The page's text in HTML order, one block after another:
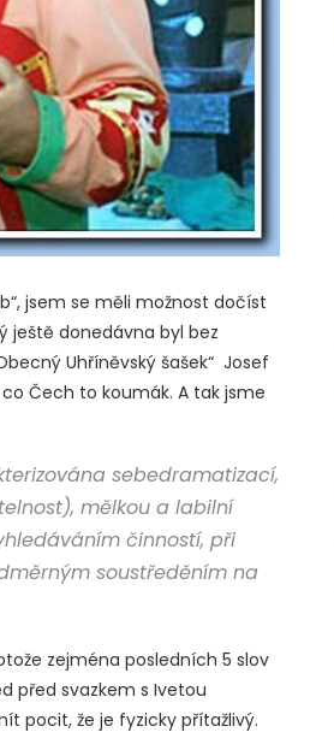
jsem se měli možnost dočíst
ještě donedávna byl bez
Uhříněvský šašek“ Josef
Čech to koumák. A tak jsme
sebedramatizací,
mělkou a labilní
činností, při
soustředěním na
zejména posledních 5 slov
před svazkem s Ivetou
pocit, že je fyzicky přítažlivý.